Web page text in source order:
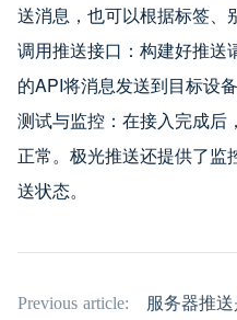
送消息，也可以根据标签、
调用推送接口：构建好推送
的API将消息发送到目标设备
测试与监控：在接入完成后
正常。极光推送还提供了监
送状态。
Previous article:
服务器推